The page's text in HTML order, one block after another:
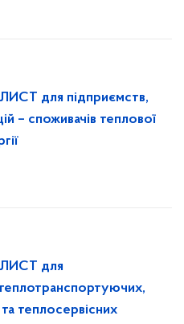
для підприємств,
– споживачів теплової
для
теплосервісних